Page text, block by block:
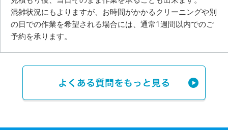
混雑状況にもよりますが、お時間がかかるクリーニングや別
の日での作業を希望される場合には、 通常1週間以内でのご
予約を承ります。